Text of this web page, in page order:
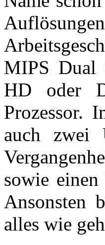
MIPS Dual
HD oder
Prozessor.
auch zwei
sowie
Ansonsten
alles wie